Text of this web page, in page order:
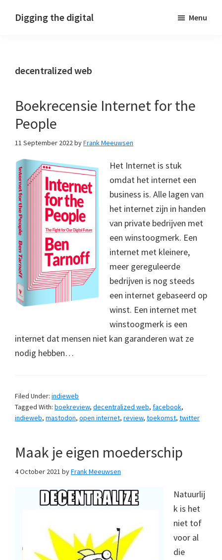
Digging the digital Menu
decentralized web
Boekrecensie Internet for the
People
11 September 2022byFrank Meeuwsen
Het Internet is stuk
omdat het internet een
business is. Alle lagen van
het internet zijn in handen
van private bedrijven met
een winstoogmerk. Een
internet met kleinere,
meer gereguleerde
bedrijven is nog steeds
een internet gebaseerd op
winst. Een internet met
winstoogmerk is een
internet dat mensen niet kan garanderen wat ze
nodig hebben…
Filed Under: indieweb
Tagged With: boekreview, decentralized web, facebook,
indieweb, mastodon, open internet, review, toekomst, twitter
Maak je eigen moederschip
4 October 2021 byFrank Meeuwsen
Natuurlij
k is het
niet tof
voor al
die